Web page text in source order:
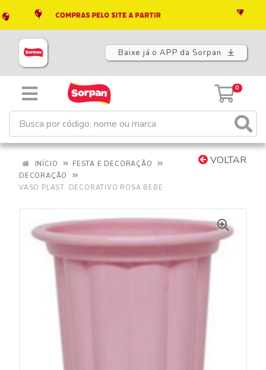
Baixe já o APP da Sorpan
0
VOLTAR
INÍCIO
FESTA E DECORAÇÃO
DECORAÇÃO
VASO PLAST. DECORATIVO ROSA BEBE